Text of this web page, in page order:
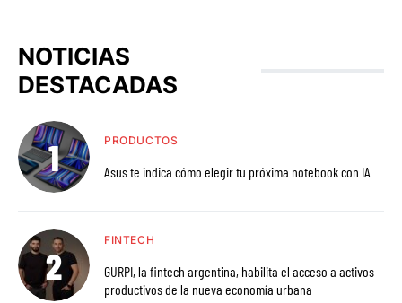
NOTICIAS
DESTACADAS
PRODUCTOS
Asus te indica cómo elegir tu próxima notebook con IA
FINTECH
GURPI, la fintech argentina, habilita el acceso a activos
productivos de la nueva economía urbana